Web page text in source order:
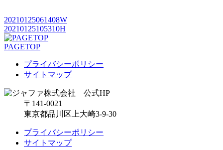
20210125061408W
20210125105310H
PAGETOP
プライバシーポリシー
サイトマップ
〒141-0021
東京都品川区上大崎3-9-30
プライバシーポリシー
サイトマップ